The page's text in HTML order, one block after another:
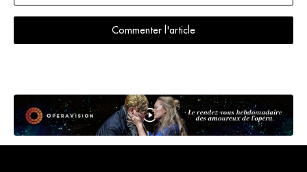
Commenter l'article